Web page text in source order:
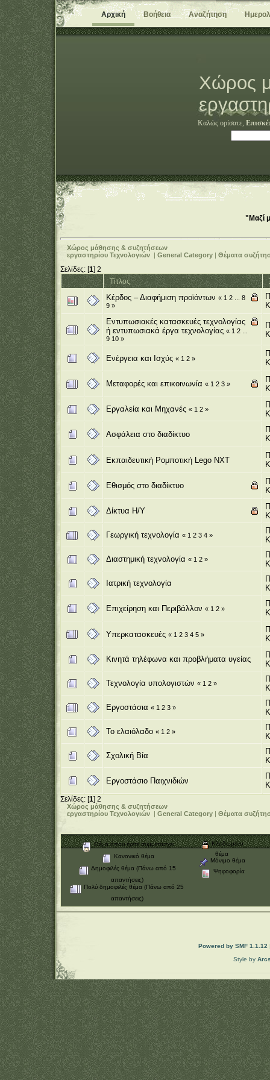
Αρχική Βοήθεια Αναζήτηση
Χώρος
Καλώς ορίσατε,
"Μαζί
Χώρος μάθησης & συζητήσεων
εργαστηρίου Τεχνολογιών |General Category |Θέματα
Σελίδες: [1] 2
Τίτλος
Κέρδος – Διαφήμιση προϊόντων « 1 2... 8
9»
Εντυπωσιακές κατασκευές τεχνολογίας
ή εντυπωσιακά έργα τεχνολογίας « 1 2...
9 10»
Ενέργεια και Ισχύς « 1 2»
Μεταφορές και επικοινωνία « 1 2 3»
Εργαλεία και Μηχανές « 1 2»
Ασφάλεια στο διαδίκτυο
Εκπαιδευτική Ρομποτική Lego NXT
Εθισμός στο διαδίκτυο
Δίκτυα Η/Υ
Γεωργική τεχνολογία « 1 2 3 4»
Διαστημική τεχνολογία « 1 2»
Ιατρική τεχνολογία
Επιχείρηση και Περιβάλλον « 1 2»
Υπερκατασκευές « 1 2 3 4 5»
Κινητά τηλέφωνα και προβλήματα υγείας
Τεχνολογία υπολογιστών « 1 2»
Εργοστάσια « 1 2 3»
Το ελαιόλαδο « 1 2»
Σχολική Βία
Εργοστάσιο Παιχνιδιών
Σελίδες: [1] 2
Χώρος μάθησης & συζητήσεων
εργαστηρίου Τεχνολογιών
|General Category |Θέματα
Θέμα όπου έχετε συμμετάσχει
Κανονικό θέμα
Δημοφιλές θέμα (Πάνω από 15
απαντήσεις)
Πολύ δημοφιλές θέμα (Πάνω από 25
απαντήσεις)
Κλειδωμένο
θέμα
Μόνιμο θέμα
Ψηφοφορία
Powered by SMF 1.1.12
Style by